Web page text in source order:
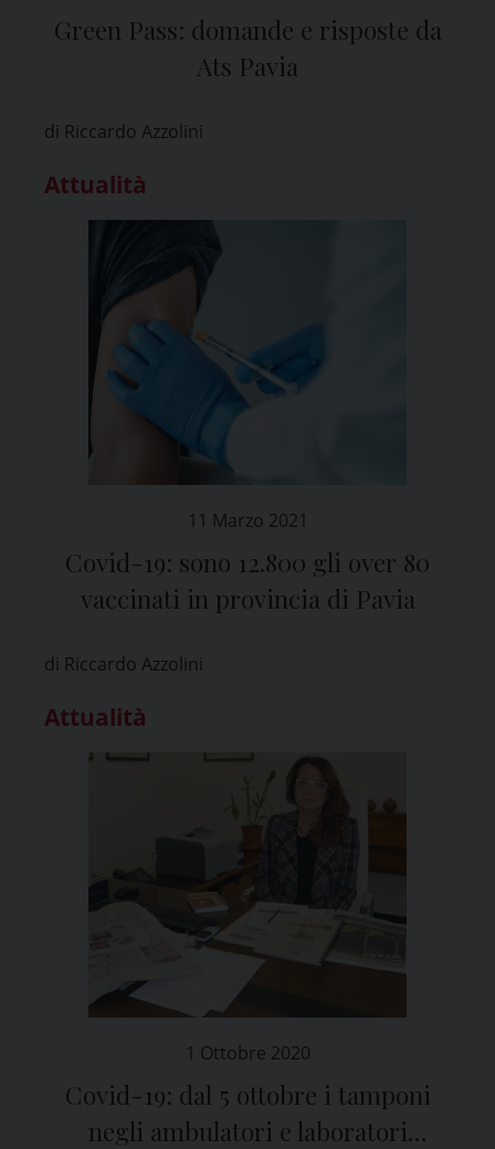
Green Pass: domande e risposte da
Ats Pavia
di Riccardo Azzolini
Attualità
11 Marzo 2021
Covid-19: sono 12.800 gli over 80
vaccinati in provincia di Pavia
di Riccardo Azzolini
Attualità
1 Ottobre 2020
Covid-19: dal 5 ottobre i tamponi
negli ambulatori e laboratori